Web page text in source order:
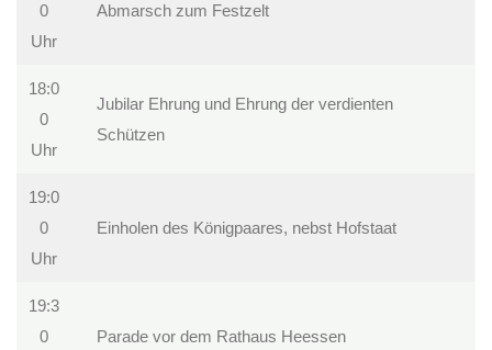
0
Uhr
Abmarsch zum Festzelt
18:0
0
Uhr
Jubilar Ehrung und Ehrung der verdienten
Schützen
19:0
0
Uhr
Einholen des Königpaares, nebst Hofstaat
19:3
0
Parade vor dem Rathaus Heessen